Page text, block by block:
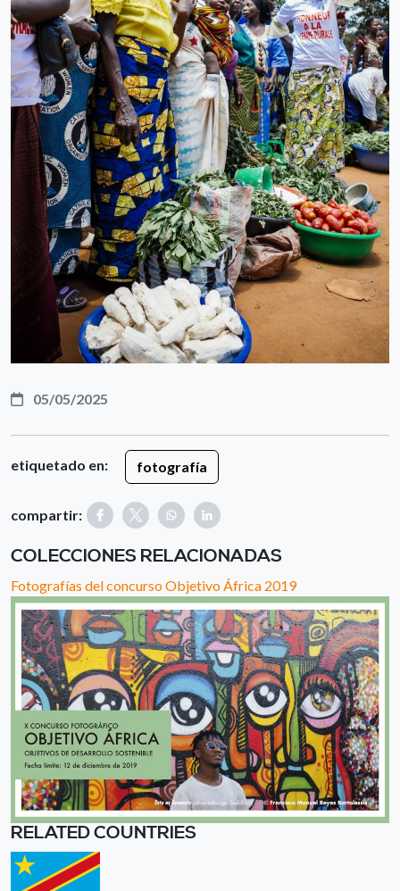
05/05/2025
etiquetado en: fotografía
compartir:
COLECCIONES RELACIONADAS
Fotografías del concurso Objetivo África 2019
RELATED COUNTRIES